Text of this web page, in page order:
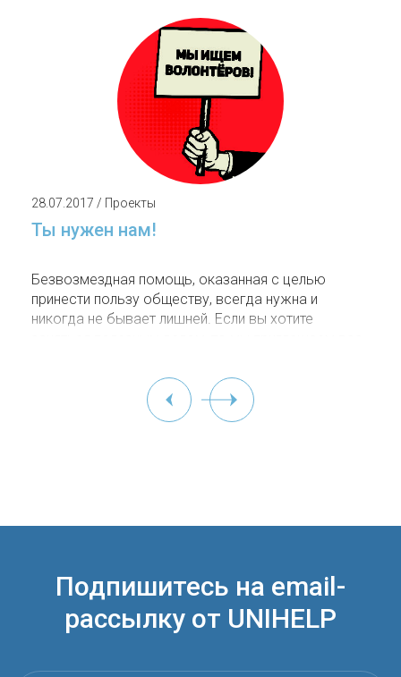
28.07.2017 / Проекты
Ты нужен нам!
Безвозмездная помощь, оказанная с целью
принести пользу обществу, всегда нужна и
никогда не бывает лишней. Если вы хотите
столкнувшимся с серьёзными заболеваниями.
Подпишитесь на email-
рассылку от UNIHELP